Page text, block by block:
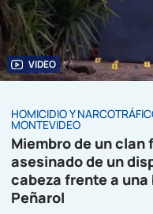
VIDEO
HOMICIDIO Y
MONTEVIDEO
Miembro de un clan
asesinado de un
cabeza frente a una
Peñarol